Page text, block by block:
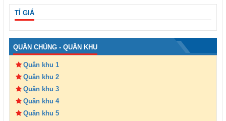
TỈ GIÁ
QUÂN CHỦNG - QUÂN KHU
Quân khu 1
Quân khu 2
Quân khu 3
Quân khu 4
Quân khu 5